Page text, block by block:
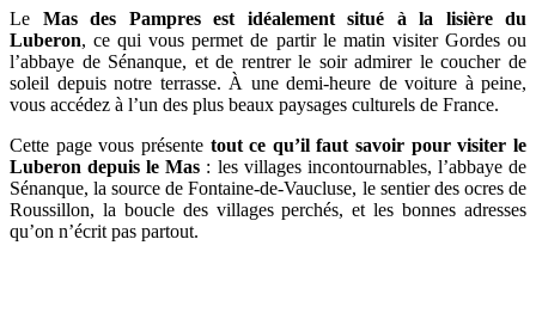
Le Mas des Pampres est idéalement situé à la lisière du
Luberon, ce qui vous permet de partir le matin visiter Gordes ou
l’abbaye de Sénanque, et de rentrer le soir admirer le coucher de
soleil depuis notre terrasse. À une demi-heure de voiture à peine,
vous accédez à l’un des plus beaux paysages culturels de France.
Cette page vous présente tout ce qu’il faut savoir pour visiter le
Luberon depuis le Mas : les villages incontournables, l’abbaye de
Sénanque, la source de Fontaine-de-Vaucluse, le sentier des ocres de
Roussillon, la boucle des villages perchés, et les bonnes adresses
qu’on n’écrit pas partout.